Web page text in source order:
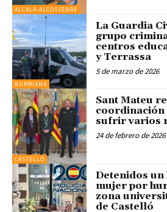
ALCALÀ-ALCOSSEBRE
BURRIANA
La Guardia
grupo
centros
y Terrassa
5 de marzo de 2026
CASTELLÓ
Sant Mateu
sufrir varios
24 de febrero de 2026
Detenidos un
mujer por
zona
de Castelló